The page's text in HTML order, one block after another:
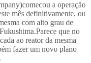
a operação
mês definitivamente, ou
com alto grau de
que no
ao reator da mesma
fazer um novo plano